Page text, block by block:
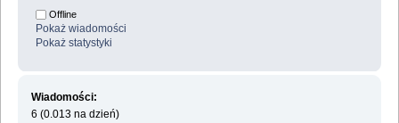
Offline
Pokaż wiadomości
Pokaż statystyki
Wiadomości:
6 (0.013 na dzień)